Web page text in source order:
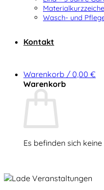
Wasch- und
Kontakt
Warenkorb / 0,00 €
Warenkorb
Es befinden sich